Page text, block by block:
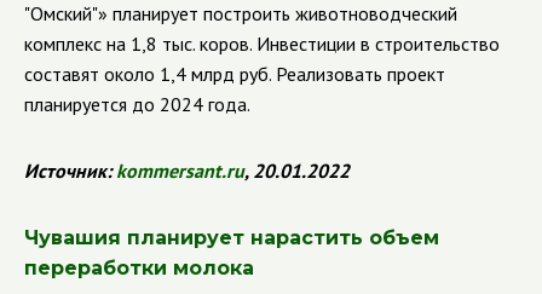
"Омский"» планирует построить животноводческий
комплекс на 1,8 тыс. коров. Инвестиции в строительство
составят около 1,4 млрд руб. Реализовать проект
планируется до 2024 года.
Источник:kommersant.ru, 20.01.2022
Чувашия планирует нарастить объем
переработки молока